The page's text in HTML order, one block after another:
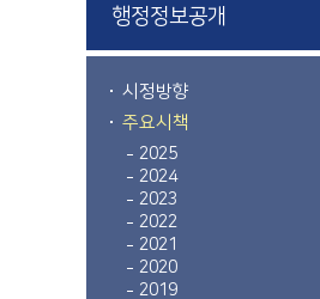
행정정보공개
시정방향
주요시책
2025
2024
2023
2022
2021
2020
2019